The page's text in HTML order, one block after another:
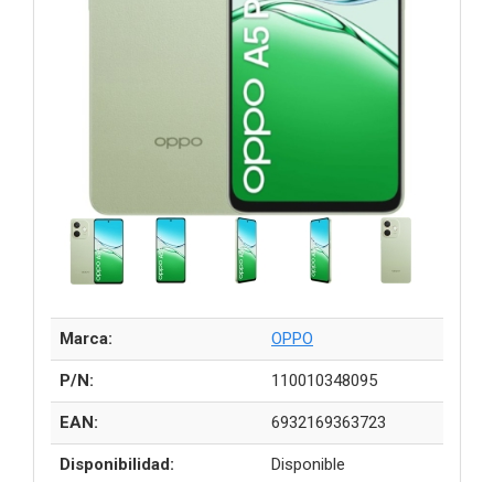
Marca: OPPO
P/N: 110010348095
EAN: 6932169363723
Disponibilidad: Disponible